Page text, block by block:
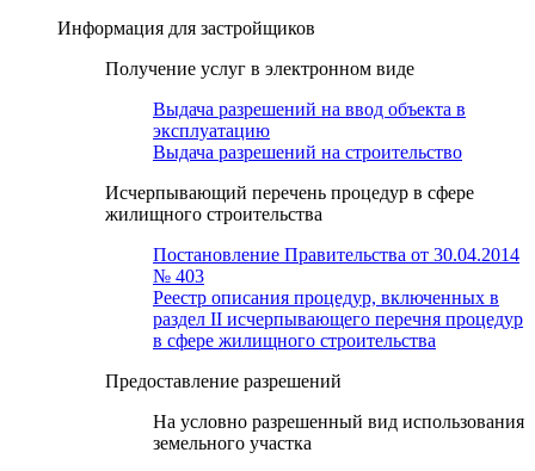
Информация для застройщиков
Получение услуг в электронном виде
Выдача разрешений на ввод объекта в
эксплуатацию
Выдача разрешений на строительство
Исчерпывающий перечень процедур в сфере
жилищного строительства
Постановление Правительства от 30.04.2014
№ 403
Реестр описания процедур, включенных в
раздел II исчерпывающего перечня процедур
в сфере жилищного строительства
Предоставление разрешений
На условно разрешенный вид использования
земельного участка